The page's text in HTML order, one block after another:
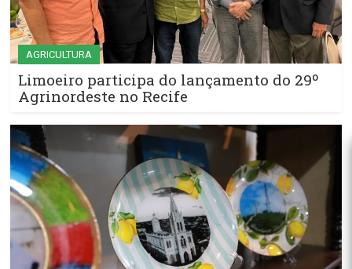
AGRICULTURA
Limoeiro participa do lançamento do 29º
Agrinordeste no Recife